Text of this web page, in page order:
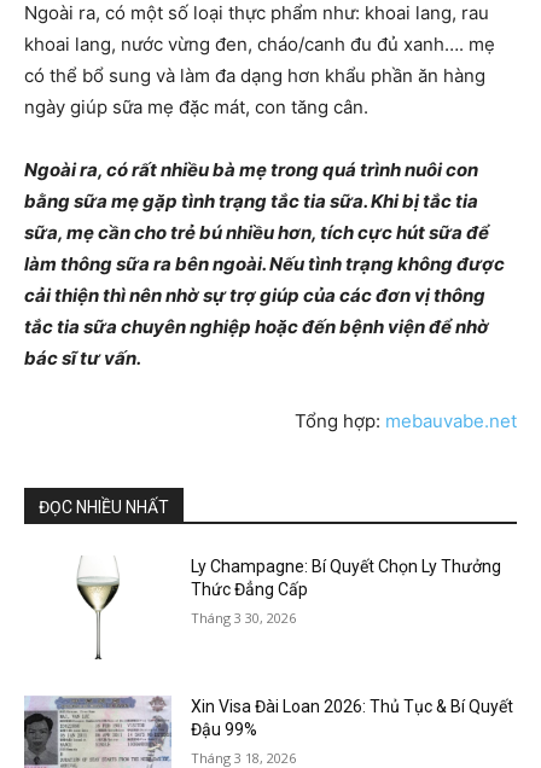
Ngoài ra, có một số loại thực phẩm như: khoai lang, rau
khoai lang, nước vừng đen, cháo/canh đu đủ xanh…. mẹ
có thể bổ sung và làm đa dạng hơn khẩu phần ăn hàng
ngày giúp sữa mẹ đặc mát, con tăng cân.
Ngoài ra, có rất nhiều bà mẹ trong quá trình nuôi con
bằng sữa mẹ gặp tình trạng tắc tia sữa. Khi bị tắc tia
sữa, mẹ cần cho trẻ bú nhiều hơn, tích cực hút sữa để
làm thông sữa ra bên ngoài. Nếu tình trạng không được
cải thiện thì nên nhờ sự trợ giúp của các đơn vị thông
tắc tia sữa chuyên nghiệp hoặc đến bệnh viện để nhờ
bác sĩ tư vấn.
Tổng hợp: mebauvabe.net
ĐỌC NHIỀU NHẤT
Ly Champagne: Bí Quyết Chọn Ly Thưởng
Thức Đẳng Cấp
Tháng 3 30, 2026
Xin Visa Đài Loan 2026: Thủ Tục & Bí Quyết
Đậu 99%
Tháng 3 18, 2026